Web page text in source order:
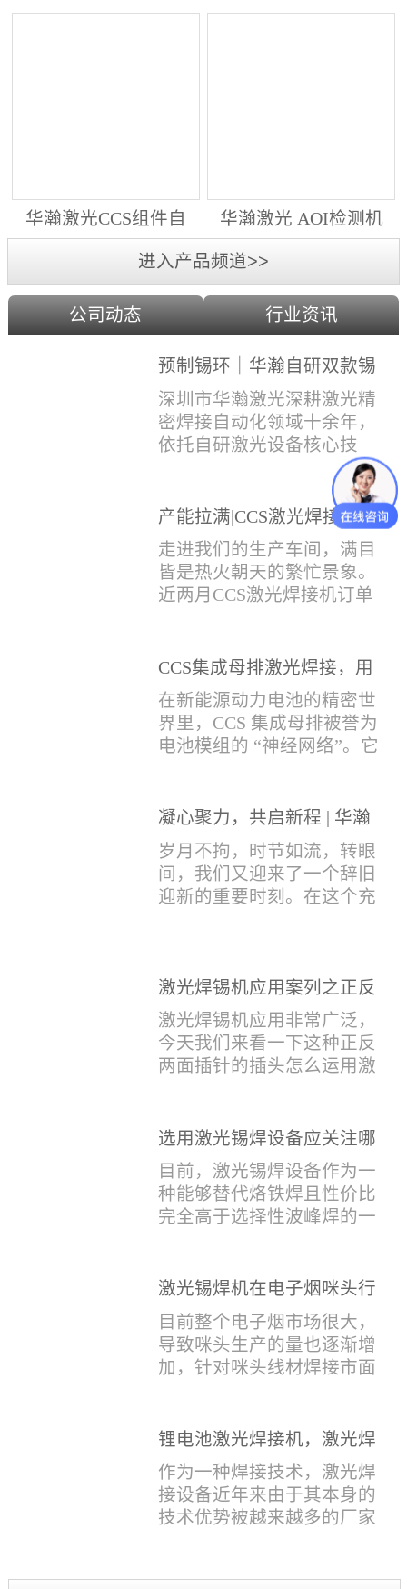
华瀚激光CCS组件自
动生产线（横向线）
华瀚激光 AOI检测机
（型号HA18DM6)
进入产品频道>>
公司动态 行业资讯
预制锡环｜华瀚自研双款锡
环机，实现焊点标准化量产
深圳市华瀚激光深耕激光精
密焊接自动化领域十余年，
依托自研激光设备核心技
术，针对性推出：经济型锡
环挤压成型机、多功能锡环
卷绕成型机，两套专业锡环
制备设备，预制标准化锡环
搭配激光定点熔锡工艺，从
锡量源头控制焊接品质，全
方位解决精密电子量产焊接
明显：1.锡料定量可控：锡
环设备提前卷绕/挤压成型，
每一枚锡环锡含量标准化，
激光一次性熔融，焊点大
产能拉满|CCS激光焊接机全
力量产冲刺
走进我们的生产车间，满目
皆是热火朝天的繁忙景象。
近两月CCS激光焊接机订单
赴交付节点，用硬核产能响
应市场需求，用严苛品质回
馈每一份客户信任。市场认
可，订单爆满凭借成熟稳定
的技术、高效智能的生产优
获大量订单，近两月产能全
开、排期紧凑，生产线有序
轮转，从零部件精密装配、
整机调试、性能检测到成品
CCS集成母排激光焊接，用
微米级工艺守护新能源电池
生命线
在新能源动力电池的精密世
界里，CCS 集成母排被誉为
电池模组的 “神经网络”。它
号的实时采集，是连接电芯
桥梁。而连接这一切的，正
是每一个精密可靠的焊接
点。华瀚激光深耕激光焊接
落地生产难题。决定电池安
全的“微米关卡”随着新能源
汽车与储能市场爆发式增
长，CCS...
凝心聚力，共启新程 | 华瀚
激光年度盛典
岁月不拘，时节如流，转眼
间，我们又迎来了一个辞旧
迎新的重要时刻。在这个充
奋斗与辉煌，分享了成功的
喜悦，并对新的一年充满了
无限憧憬。回望过去，铭记
辉煌年会伊始，华瀚激光总
经理尹建中先生发表了振奋
出和卓越贡献表示了最衷心
的感谢，并全面回顾了公司
在过去一年里取得的各项成
就，其中最值得关注...
激光焊锡机应用案列之正反
两面插针焊接
激光焊锡机应用非常广泛，
今天我们来看一下这种正反
两面插针的插头怎么运用激
焊接的方式还是有一定的难
点的，第一回流焊和自动烙
铁焊都不合适，因为对面一
侧是塑料，温度过高，塑料
会烫伤，在加上有干涉，烙
接，目前人工成本贵，流动
性大，焊接的品质也难保
证。 但采用激光...
选用激光锡焊设备应关注哪
些方面
目前，激光锡焊设备作为一
种能够替代烙铁焊且性价比
完全高于选择性波峰焊的一
那么在选择激光锡焊设备方
其一，激光锡焊接设备上
面的激光器，作为该设备的
动力核心部件，激光器肯定
的设备主要...
激光锡焊机在电子烟咪头行
业的应用
目前整个电子烟市场很大，
导致咪头生产的量也逐渐增
加，针对咪头线材焊接市面
宜，咪头焊接自动化生产线
居多，后续换烙铁头是个麻
烦事，在自动生产过程中一
旦出现烙铁头坏的情况，会
出现批量性的不良。2. 激光
锂电池激光焊接机，激光焊
锡机厂家如何选？
作为一种焊接技术，激光焊
接设备近年来由于其本身的
技术优势被越来越多的厂家